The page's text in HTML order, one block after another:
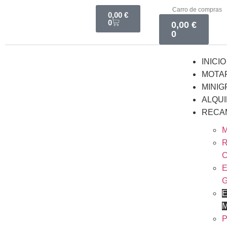
0,00€
0
Carro de compras
0,00 €
0
INICIO